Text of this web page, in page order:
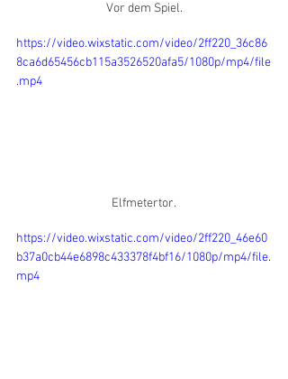
Vor dem Spiel.
https://video.wixstatic.com/video/2ff220_36c86
8ca6d65456cb115a3526520afa5/1080p/mp4/file
.mp4
Elfmetertor.
https://video.wixstatic.com/video/2ff220_46e60
b37a0cb44e6898c433378f4bf16/1080p/mp4/file.
mp4